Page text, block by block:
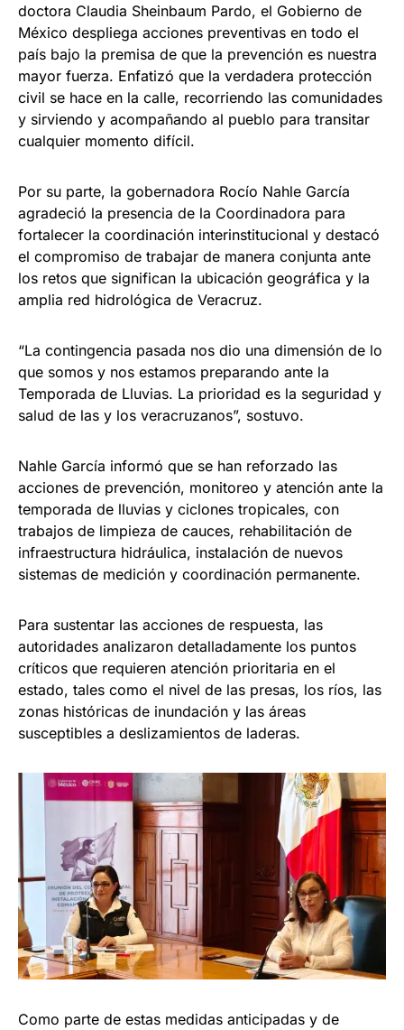
doctora Claudia Sheinbaum Pardo, el Gobierno de
México despliega acciones preventivas en todo el
país bajo la premisa de que la prevención es nuestra
mayor fuerza. Enfatizó que la verdadera protección
civil se hace en la calle, recorriendo las comunidades
y sirviendo y acompañando al pueblo para transitar
cualquier momento difícil.
Por su parte, la gobernadora Rocío Nahle García
agradeció la presencia de la Coordinadora para
fortalecer la coordinación interinstitucional y destacó
el compromiso de trabajar de manera conjunta ante
los retos que significan la ubicación geográfica y la
amplia red hidrológica de Veracruz.
“La contingencia pasada nos dio una dimensión de lo
que somos y nos estamos preparando ante la
Temporada de Lluvias. La prioridad es la seguridad y
salud de las y los veracruzanos”, sostuvo.
Nahle García informó que se han reforzado las
acciones de prevención, monitoreo y atención ante la
temporada de lluvias y ciclones tropicales, con
trabajos de limpieza de cauces, rehabilitación de
infraestructura hidráulica, instalación de nuevos
sistemas de medición y coordinación permanente.
Para sustentar las acciones de respuesta, las
autoridades analizaron detalladamente los puntos
críticos que requieren atención prioritaria en el
estado, tales como el nivel de las presas, los ríos, las
zonas históricas de inundación y las áreas
susceptibles a deslizamientos de laderas.
Como parte de estas medidas anticipadas y de